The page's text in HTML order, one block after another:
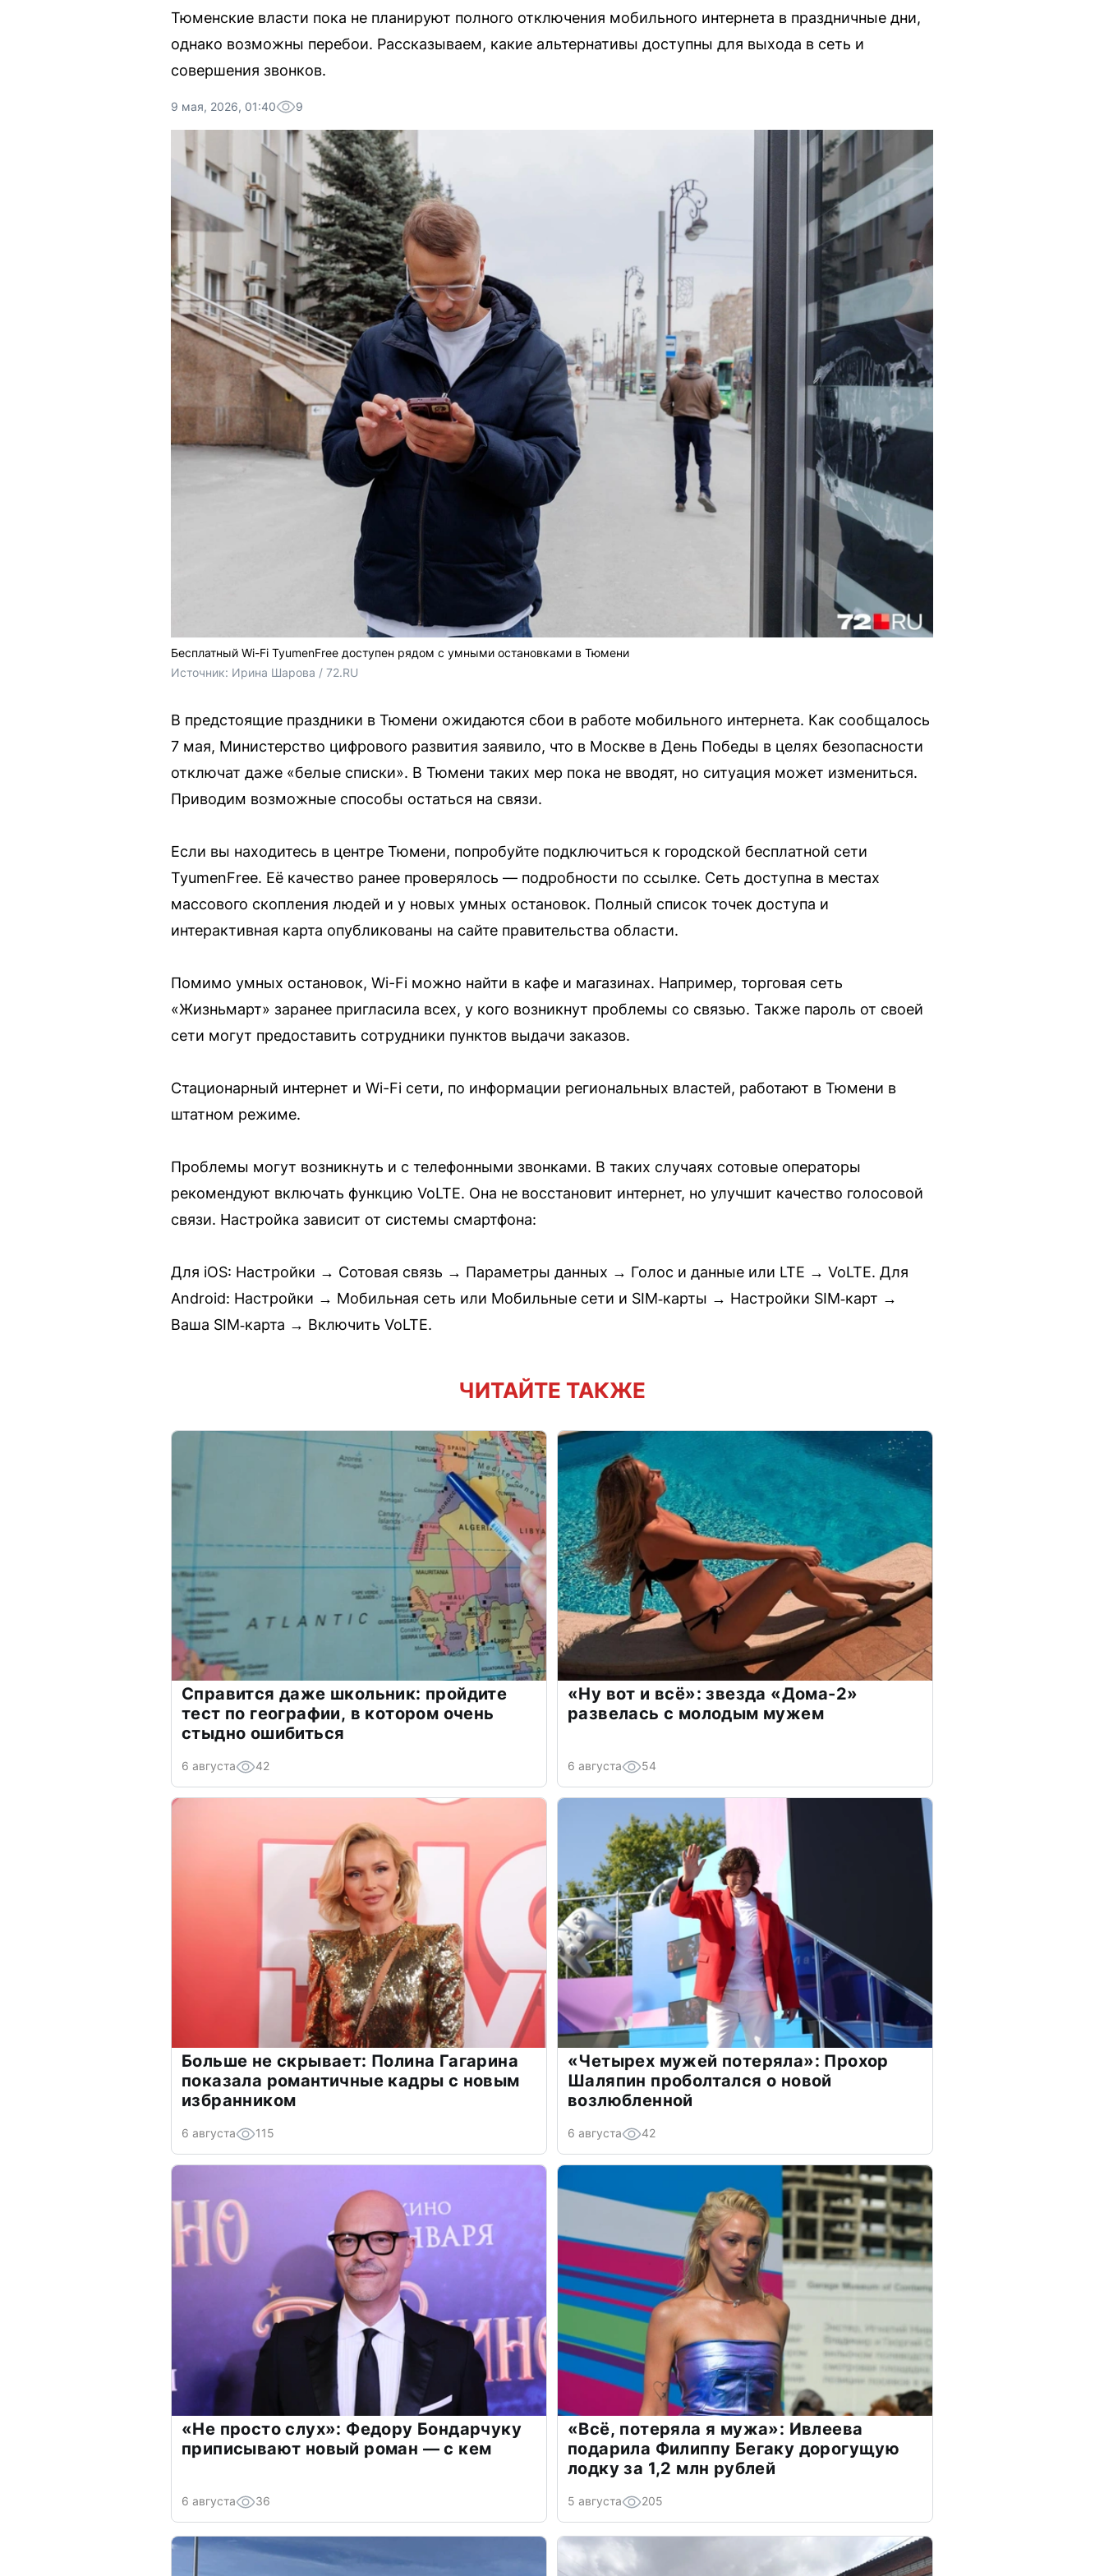
Тюменские власти пока не планируют полного отключения мобильного интернета в праздничные дни,
однако возможны перебои. Рассказываем, какие альтернативы доступны для выхода в сеть и
совершения звонков.
9 мая, 2026, 01:40 9
Бесплатный Wi-Fi TyumenFree доступен рядом с умными остановками в Тюмени
Источник: Ирина Шарова / 72.RU
В предстоящие праздники в Тюмени ожидаются сбои в работе мобильного интернета. Как сообщалось
7 мая, Министерство цифрового развития заявило, что в Москве в День Победы в целях безопасности
отключат даже «белые списки». В Тюмени таких мер пока не вводят, но ситуация может измениться.
Приводим возможные способы остаться на связи.
Если вы находитесь в центре Тюмени, попробуйте подключиться к городской бесплатной сети
TyumenFree. Её качество ранее проверялось — подробности по ссылке. Сеть доступна в местах
массового скопления людей и у новых умных остановок. Полный список точек доступа и
интерактивная карта опубликованы на сайте правительства области.
Помимо умных остановок, Wi-Fi можно найти в кафе и магазинах. Например, торговая сеть
«Жизньмарт» заранее пригласила всех, у кого возникнут проблемы со связью. Также пароль от своей
сети могут предоставить сотрудники пунктов выдачи заказов.
Стационарный интернет и Wi-Fi сети, по информации региональных властей, работают в Тюмени в
штатном режиме.
Проблемы могут возникнуть и с телефонными звонками. В таких случаях сотовые операторы
рекомендуют включать функцию VoLTE. Она не восстановит интернет, но улучшит качество голосовой
связи. Настройка зависит от системы смартфона:
Для iOS: Настройки → Сотовая связь → Параметры данных → Голос и данные или LTE → VoLTE. Для
Android: Настройки → Мобильная сеть или Мобильные сети и SIM‑карты → Настройки SIM‑карт →
Ваша SIM‑карта → Включить VoLTE.
ЧИТАЙТЕ ТАКЖЕ
Справится даже школьник: пройдите
тест по географии, в котором очень
стыдно ошибиться
6 августа 42
«Ну вот и всё»: звезда «Дома-2»
развелась с молодым мужем
6 августа 54
Больше не скрывает: Полина Гагарина
показала романтичные кадры с новым
избранником
6 августа 115
«Четырех мужей потеряла»: Прохор
Шаляпин проболтался о новой
возлюбленной
6 августа 42
«Не просто слух»: Федору Бондарчуку
приписывают новый роман — с кем
6 августа 36
«Всё, потеряла я мужа»: Ивлеева
подарила Филиппу Бегаку дорогущую
лодку за 1,2 млн рублей
5 августа 205